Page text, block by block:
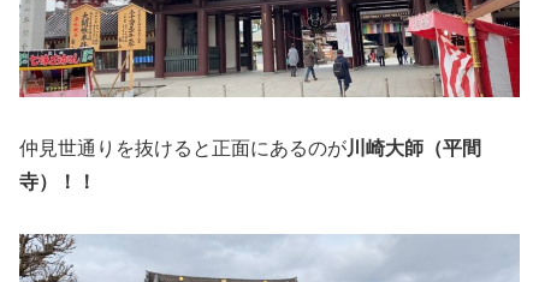
仲見世通りを抜けると正面にあるのが川崎大師（平間
寺）！！